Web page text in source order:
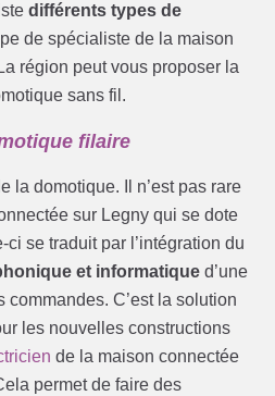
différents types de
de spécialiste de la maison
région peut vous proposer la
sans fil.
filaire
la domotique. Il n’est pas rare
sur Legny qui se dote
se traduit par l’intégration du
et informatique d’une
commandes. C’est la solution
les nouvelles constructions
de la maison connectée
permet de faire des